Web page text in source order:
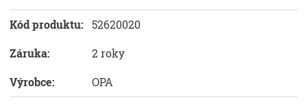
Kód produktu: 52620020
Záruka:
2 roky
Výrobce:
OPA